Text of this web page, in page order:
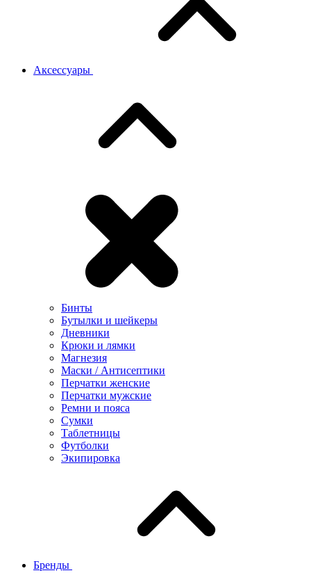
Аксессуары
Бинты
Бутылки и шейкеры
Дневники
Крюки и лямки
Магнезия
Маски / Антисептики
Перчатки женские
Перчатки мужские
Ремни и пояса
Сумки
Таблетницы
Футболки
Экипировка
Бренды